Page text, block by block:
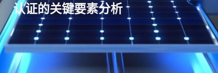
认证的关键要素分析